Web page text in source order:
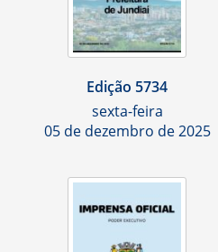
Edição 5734
sexta-feira
05 de dezembro de 2025